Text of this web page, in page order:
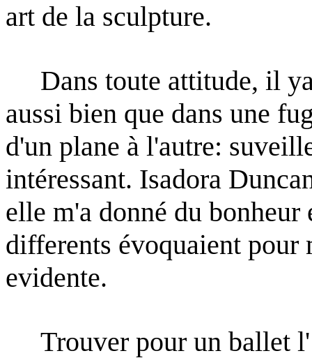
art de la sculpture.
Dans toute attitude, il ya
aussi bien que dans une
d'un plane à l'autre:
intéressant. Isadora
elle m'a donné du
differents évoquaient
evidente.
Trouver pour un ballet l'